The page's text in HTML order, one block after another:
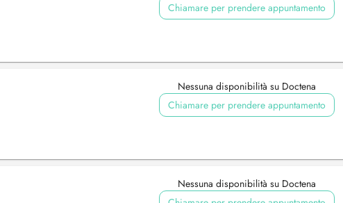
Chiamare per prendere appuntamento
Nessuna disponibilità su Doctena
Chiamare per prendere appuntamento
Nessuna disponibilità su Doctena